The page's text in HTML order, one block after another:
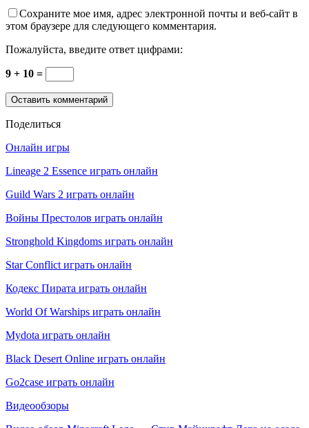
Сохраните мое имя, адрес электронной почты и веб-сайт в
этом браузере для следующего комментария.
Пожалуйста, введите ответ цифрами:
9 + 10 =
Поделиться
Онлайн игры
Lineage 2 Essence играть онлайн
Guild Wars 2 играть онлайн
Войны Престолов играть онлайн
Stronghold Kingdoms играть онлайн
Star Conflict играть онлайн
Кодекс Пирата играть онлайн
World Of Warships играть онлайн
Mydota играть онлайн
Black Desert Online играть онлайн
Go2case играть онлайн
Видеообзоры